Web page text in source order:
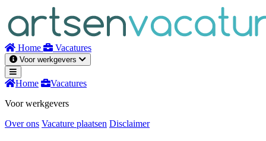
inhoud
Home Vacatures
Voor werkgevers
Home
Vacatures
Voor werkgevers
Over ons Vacature plaatsen Disclaimer